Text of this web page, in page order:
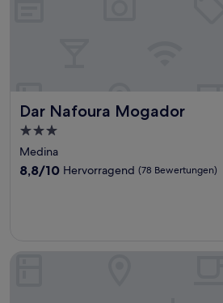
Dar Nafoura Mogador
Dar Nafoura Mogador
3.0-
Sterne-
Unterkunft
Medina
8.8
8,8/10 Hervorragend (78 Bewertungen)
RIAD AMANA